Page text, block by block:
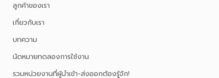
ลูกค้าของเรา
เกี่ยวกับเรา
บทความ
นัดหมายทดลองการใช้งาน
รวมหน่วยงานที่ผู้นำเข้า-ส่งออกต้องรู้จัก!